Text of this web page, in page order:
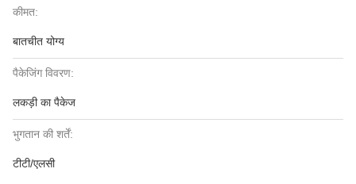
कीमत:
बातचीत योग्य
पैकेजिंग विवरण:
लकड़ी का पैकेज
भुगतान की शर्तें:
टीटी/एलसी